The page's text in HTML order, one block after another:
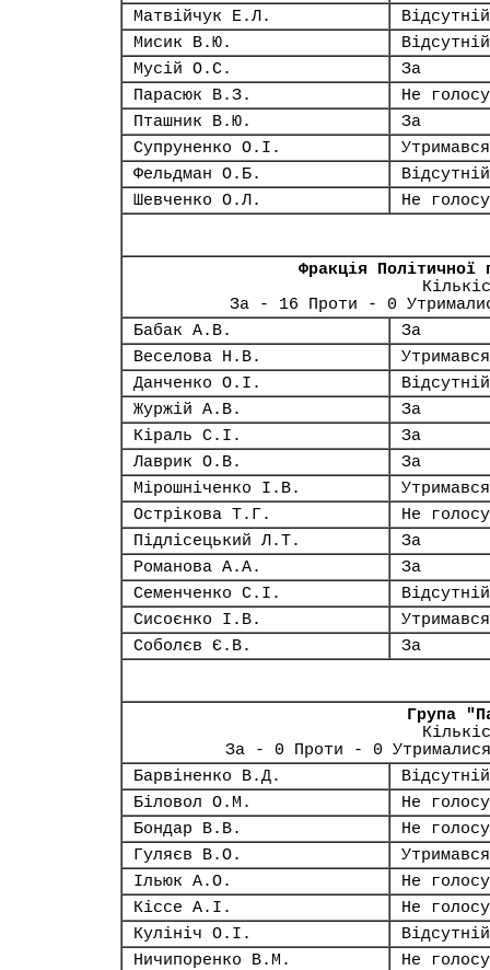
Матвійчук Е.Л.
Відсутній
Мисик В.Ю.
Відсутній
Мусій О.С.
За
Парасюк В.З.
Не
Пташник В.Ю.
За
Супруненко О.І.
Утримався
Фельдман О.Б.
Відсутній
Шевченко О.Л.
Не
Фракція Політичної
За - 16 Проти - 0
Бабак А.В.
За
Веселова Н.В.
Утримався
Данченко О.І.
Відсутній
Журжій А.В.
За
Кіраль С.І.
За
Лаврик О.В.
За
Мірошніченко І.В.
Утримався
Острікова Т.Г.
Не
Підлісецький Л.Т.
За
Романова А.А.
За
Семенченко С.І.
Відсутній
Сисоєнко І.В.
Утримався
Соболєв Є.В.
За
Група
За - 0 Проти - 0
Барвіненко В.Д.
Відсутній
Біловол О.М.
Не
Бондар В.В.
Не
Гуляєв В.О.
Утримався
Ільюк А.О.
Не
Кіссе А.І.
Не
Кулініч О.І.
Відсутній
Ничипоренко В.М.
Не